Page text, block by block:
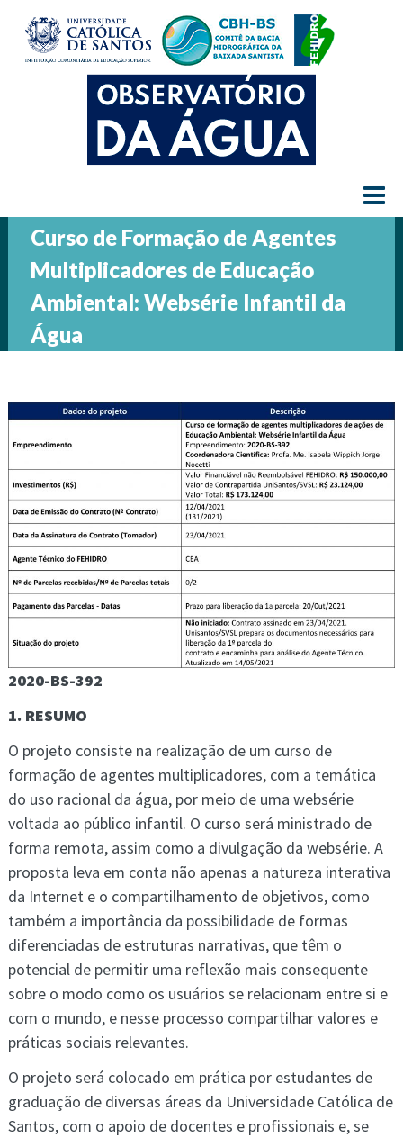
≡
Curso de Formação de Agentes
Multiplicadores de Educação
Ambiental: Websérie Infantil da
Água
2020-BS-392
1. RESUMO
O projeto consiste na realização de um curso de
formação de agentes multiplicadores, com a temática
do uso racional da água, por meio de uma websérie
voltada ao público infantil. O curso será ministrado de
forma remota, assim como a divulgação da websérie. A
proposta leva em conta não apenas a natureza interativa
da Internet e o compartilhamento de objetivos, como
também a importância da possibilidade de formas
diferenciadas de estruturas narrativas, que têm o
potencial de permitir uma reflexão mais consequente
sobre o modo como os usuários se relacionam entre si e
com o mundo, e nesse processo compartilhar valores e
práticas sociais relevantes.
O projeto será colocado em prática por estudantes de
graduação de diversas áreas da Universidade Católica de
Santos, com o apoio de docentes e profissionais e, se